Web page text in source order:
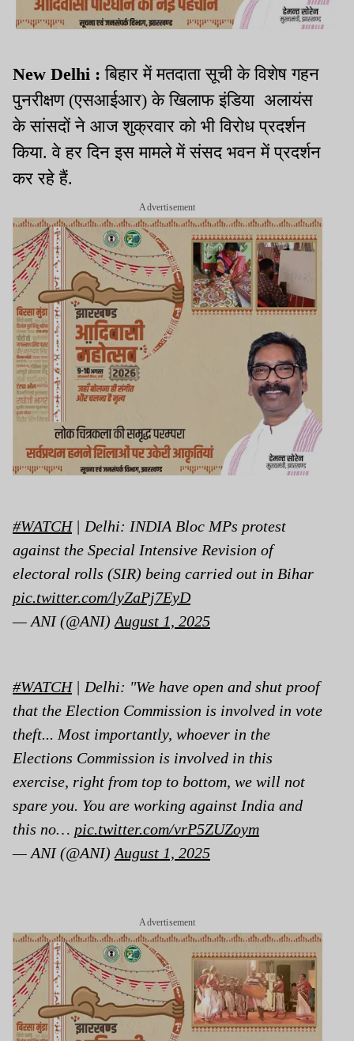
New Delhi : बिहार में मतदाता सूची के विशेष गहन
पुनरीक्षण (एसआईआर) के खिलाफ इंडिया अलायंस
के सांसदों ने आज शुक्रवार को भी विरोध प्रदर्शन
किया. वे हर दिन इस मामले में संसद भवन में प्रदर्शन
कर रहे हैं.
Advertisement
#WATCH| Delhi: INDIA Bloc MPs protest
against the Special Intensive Revision of
electoral rolls (SIR) being carried out in Bihar
pic.twitter.com/lyZaPj7EyD
— ANI (@ANI) August 1, 2025
#WATCH| Delhi: "We have open and shut proof
that the Election Commission is involved in vote
theft... Most importantly, whoever in the
Elections Commission is involved in this
exercise, right from top to bottom, we will not
spare you. You are working against India and
this no… pic.twitter.com/vrP5ZUZoym
— ANI (@ANI) August 1, 2025
Advertisement